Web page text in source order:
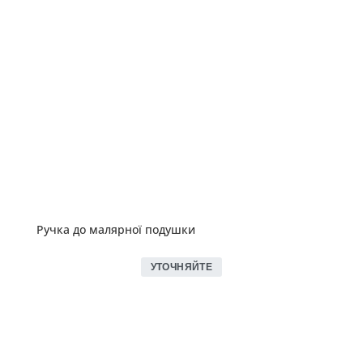
Ручка до малярної подушки
УТОЧНЯЙТЕ